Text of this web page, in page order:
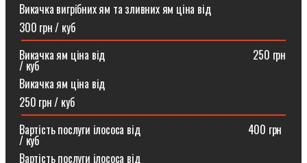
Викачка вигрібних ям та зливних ям ціна від
300 грн / куб
Викачка ям ціна від ⠀⠀⠀⠀⠀⠀⠀⠀⠀⠀⠀⠀⠀⠀⠀⠀⠀⠀250 грн
/ куб
Викачка ям ціна від
250 грн / куб
Вартість послуги ілососа від ⠀⠀⠀⠀⠀⠀⠀⠀⠀⠀⠀⠀⠀400 грн
/ куб
Вартість послуги ілососа від